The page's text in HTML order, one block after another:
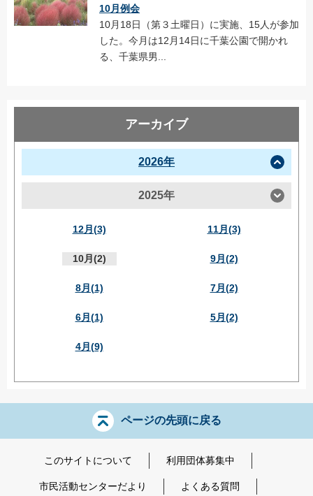
10月例会
10月18日（第３土曜日）に実施、15人が参加
した。今月は12月14日に千葉公園で開かれ
る、千葉県男...
アーカイブ
2026年
2025年
12月(3) 11月(3)
10月(2) 9月(2)
8月(1) 7月(2)
6月(1) 5月(2)
4月(9)
ページの先頭に戻る
このサイトについて 利用団体募集中
市民活動センターだより よくある質問